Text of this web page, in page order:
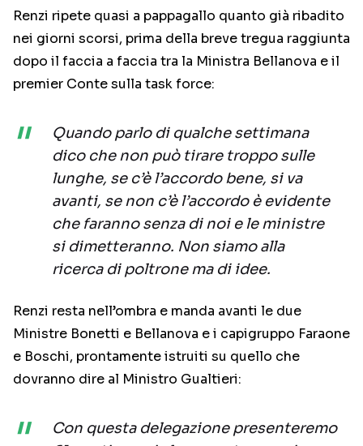
Renzi ripete quasi a pappagallo quanto già ribadito
nei giorni scorsi, prima della breve tregua raggiunta
dopo il faccia a faccia tra la Ministra Bellanova e il
premier Conte sulla task force:
Quando parlo di qualche settimana
dico che non può tirare troppo sulle
lunghe, se c’è l’accordo bene, si va
avanti, se non c’è l’accordo è evidente
che faranno senza di noi e le ministre
si dimetteranno. Non siamo alla
ricerca di poltrone ma di idee.
Renzi resta nell’ombra e manda avanti le due
Ministre Bonetti e Bellanova e i capigruppo Faraone
e Boschi, prontamente istruiti su quello che
dovranno dire al Ministro Gualtieri:
Con questa delegazione presenteremo